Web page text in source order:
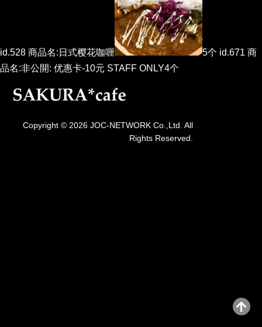
id.528 商品名:日式樱花咖喱
5个 id.671 商
品名:非公開: 优惠卡-10元 STAFF ONLY4个
Copyright © 2026 JOC-NETWORK Co.,Ltd. All
Rights Reserved.